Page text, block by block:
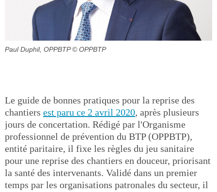
Paul Duphil, OPPBTP © OPPBTP
Le guide de bonnes pratiques pour la reprise des
chantiers est paru ce 2 avril 2020, après plusieurs
jours de concertation. Rédigé par l'Organisme
professionnel de prévention du BTP (OPPBTP),
entité paritaire, il fixe les règles du jeu sanitaire
pour une reprise des chantiers en douceur, priorisant
la santé des intervenants. Validé dans un premier
temps par les organisations patronales du secteur, il